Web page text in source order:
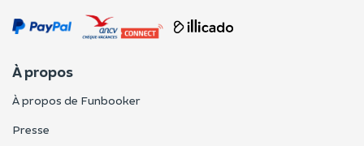
À propos
À propos de Funbooker
Presse